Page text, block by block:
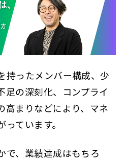
持ったメンバー構成、少
足の深刻化、コンプライ
高まりなどにより、マネ
ています。
で、業績達成はもちろ